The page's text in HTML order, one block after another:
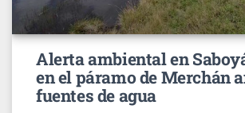
Alerta ambiental en
en el páramo de Merchán
fuentes de agua